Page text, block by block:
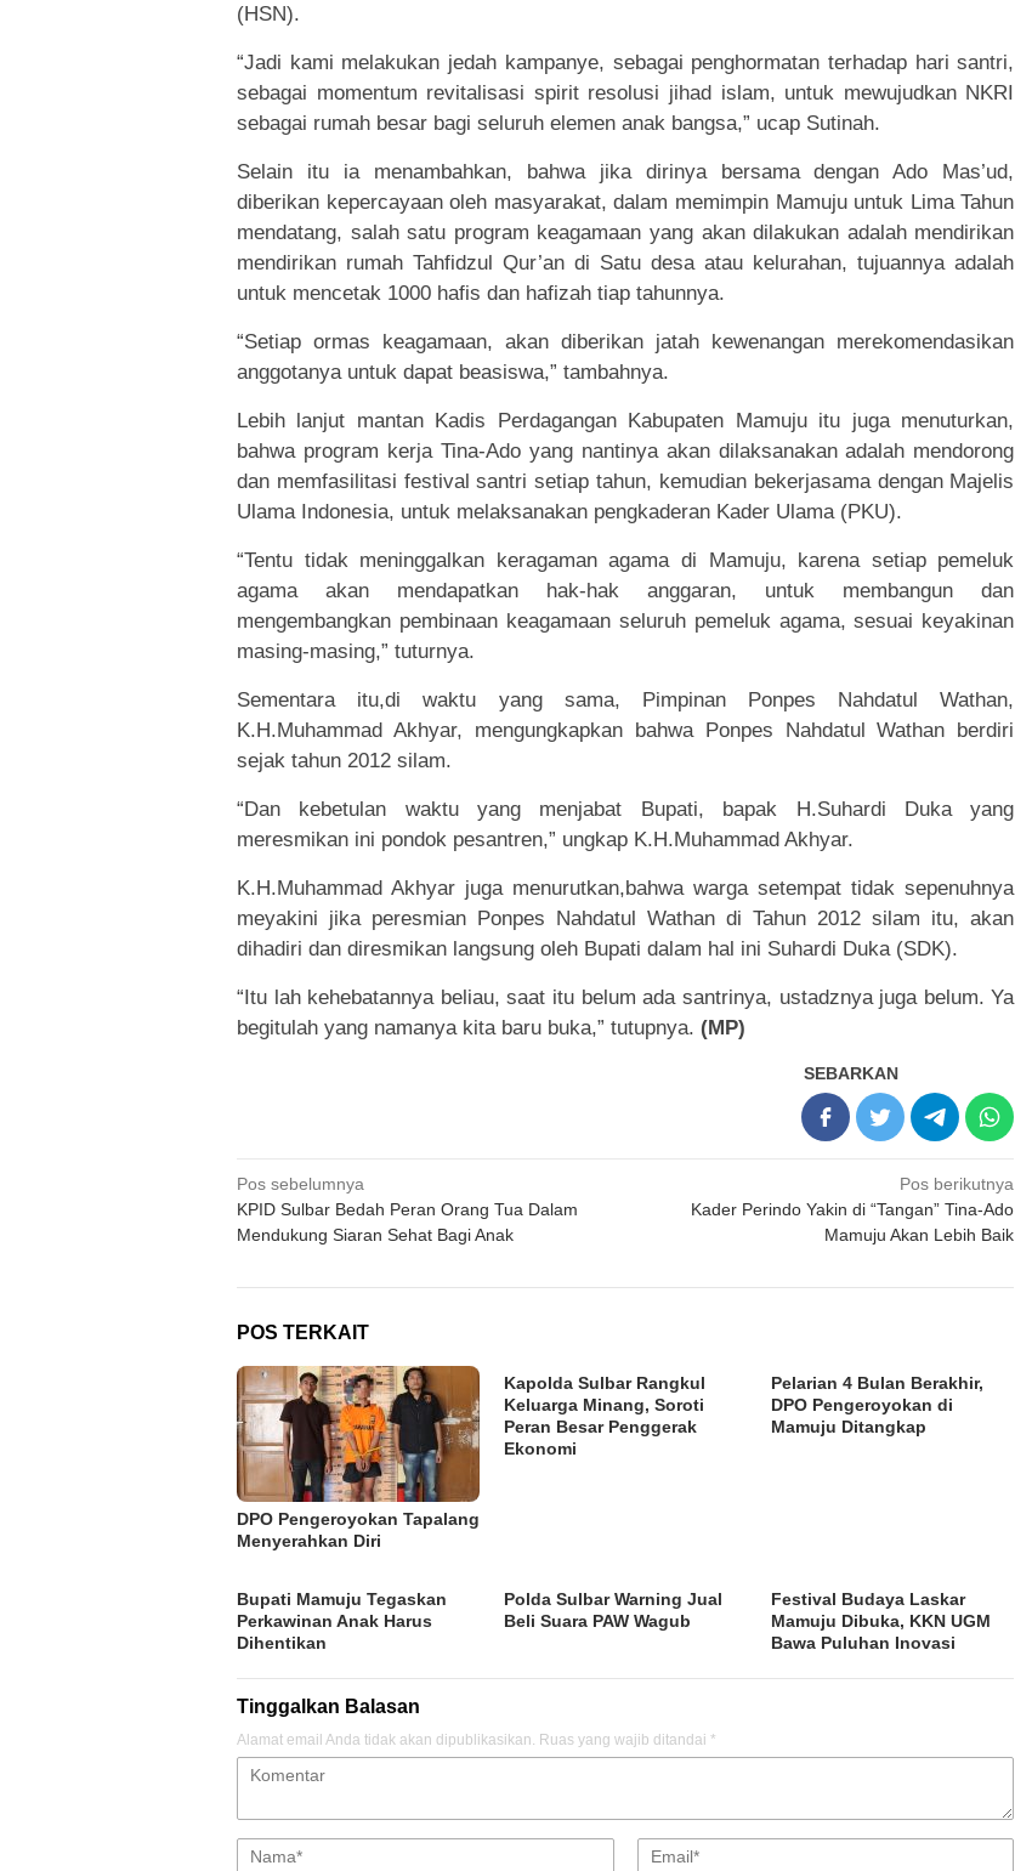
(HSN).
“Jadi kami melakukan jedah kampanye, sebagai penghormatan terhadap hari santri,
sebagai momentum revitalisasi spirit resolusi jihad islam, untuk mewujudkan NKRI
sebagai rumah besar bagi seluruh elemen anak bangsa,” ucap Sutinah.
Selain itu ia menambahkan, bahwa jika dirinya bersama dengan Ado Mas’ud,
diberikan kepercayaan oleh masyarakat, dalam memimpin Mamuju untuk Lima Tahun
mendatang, salah satu program keagamaan yang akan dilakukan adalah mendirikan
mendirikan rumah Tahfidzul Qur’an di Satu desa atau kelurahan, tujuannya adalah
untuk mencetak 1000 hafis dan hafizah tiap tahunnya.
“Setiap ormas keagamaan, akan diberikan jatah kewenangan merekomendasikan
anggotanya untuk dapat beasiswa,” tambahnya.
Lebih lanjut mantan Kadis Perdagangan Kabupaten Mamuju itu juga menuturkan,
bahwa program kerja Tina-Ado yang nantinya akan dilaksanakan adalah mendorong
dan memfasilitasi festival santri setiap tahun, kemudian bekerjasama dengan Majelis
Ulama Indonesia, untuk melaksanakan pengkaderan Kader Ulama (PKU).
“Tentu tidak meninggalkan keragaman agama di Mamuju, karena setiap pemeluk
agama akan mendapatkan hak-hak anggaran, untuk membangun dan
mengembangkan pembinaan keagamaan seluruh pemeluk agama, sesuai keyakinan
masing-masing,” tuturnya.
Sementara itu,di waktu yang sama, Pimpinan Ponpes Nahdatul Wathan,
K.H.Muhammad Akhyar, mengungkapkan bahwa Ponpes Nahdatul Wathan berdiri
sejak tahun 2012 silam.
“Dan kebetulan waktu yang menjabat Bupati, bapak H.Suhardi Duka yang
meresmikan ini pondok pesantren,” ungkap K.H.Muhammad Akhyar.
K.H.Muhammad Akhyar juga menurutkan,bahwa warga setempat tidak sepenuhnya
meyakini jika peresmian Ponpes Nahdatul Wathan di Tahun 2012 silam itu, akan
dihadiri dan diresmikan langsung oleh Bupati dalam hal ini Suhardi Duka (SDK).
“Itu lah kehebatannya beliau, saat itu belum ada santrinya, ustadznya juga belum. Ya
begitulah yang namanya kita baru buka,” tutupnya. (MP)
SEBARKAN
Navigasi
pos
Pos sebelumnya
KPID Sulbar Bedah Peran Orang Tua Dalam
Mendukung Siaran Sehat Bagi Anak
Pos berikutnya
Kader Perindo Yakin di “Tangan” Tina-Ado
Mamuju Akan Lebih Baik
POS TERKAIT
DPO Pengeroyokan Tapalang
Menyerahkan Diri
Kapolda Sulbar Rangkul
Keluarga Minang, Soroti
Peran Besar Penggerak
Ekonomi
Pelarian 4 Bulan Berakhir,
DPO Pengeroyokan di
Mamuju Ditangkap
Bupati Mamuju Tegaskan
Perkawinan Anak Harus
Dihentikan
Polda Sulbar Warning Jual
Beli Suara PAW Wagub
Festival Budaya Laskar
Mamuju Dibuka, KKN UGM
Bawa Puluhan Inovasi
Tinggalkan Balasan
Alamat email Anda tidak akan dipublikasikan. Ruas yang wajib ditandai *